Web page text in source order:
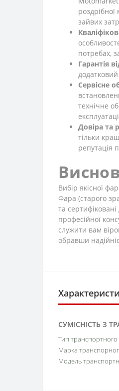
зайвих
потребах,
Гарантія
Сервісне
технічне
Довіра та
тільки
репутація
Вибір якісної
Фара (старого
та
професійної
служити вам
обравши
СУМІСНІСТЬ З
Тип транспортного
Марка
Модель